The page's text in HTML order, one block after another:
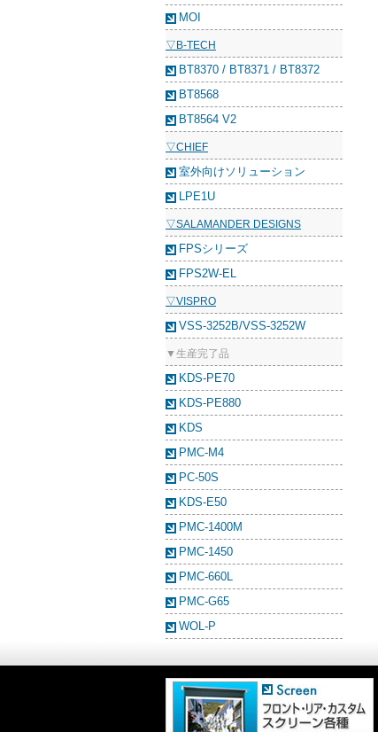
MOI
▽B-TECH
BT8370 / BT8371 / BT8372
BT8568
BT8564 V2
▽CHIEF
室外向けソリューション
LPE1U
▽SALAMANDER DESIGNS
FPSシリーズ
FPS2W-EL
▽VISPRO
VSS-3252B/VSS-3252W
▼生産完了品
KDS-PE70
KDS-PE880
KDS
PMC-M4
PC-50S
KDS-E50
PMC-1400M
PMC-1450
PMC-660L
PMC-G65
WOL-P